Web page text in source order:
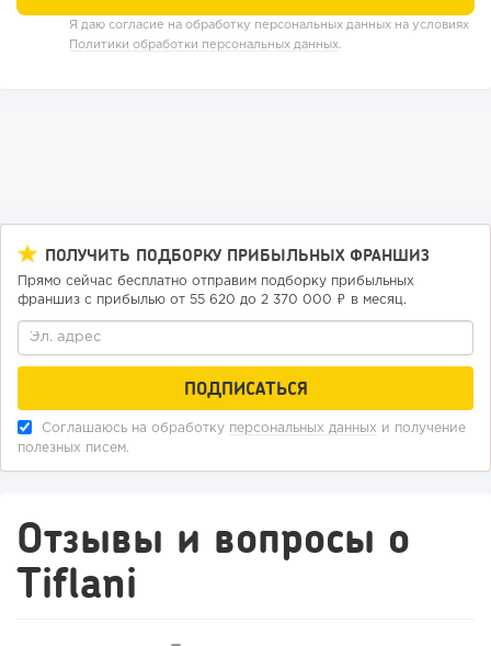
Отзыв SSL-сертификатов у банков: как это влияет на
российский...
Я даю согласие на обработку персональных данных на условиях
Политики обработки персональных данных.
ПОЛУЧИТЬ ПОДБОРКУ ПРИБЫЛЬНЫХ ФРАНШИЗ
Прямо сейчас бесплатно отправим подборку прибыльных
франшиз с прибылью от 55 620 до 2 370 000 ₽ в месяц.
Соглашаюсь на обработку персональных данных и получение
полезных писем.
Отзывы и вопросы о
Tiflani